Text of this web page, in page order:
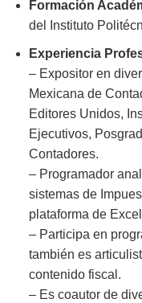
Formación
del Instituto
Experiencia
– Expositor en
Mexicana de
Editores Unidos,
Ejecutivos,
Contadores.
– Programador
sistemas de
plataforma de
– Participa en
también es
contenido fiscal.
– Es coautor de